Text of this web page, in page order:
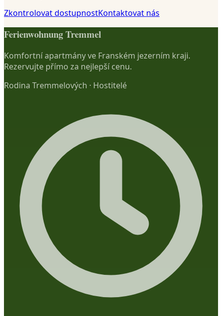
Zkontrolovat dostupnostKontaktovat nás
Ferienwohnung Tremmel
Komfortní apartmány ve Franském jezerním kraji.
Rezervujte přímo za nejlepší cenu.
Rodina Tremmelových · Hostitelé